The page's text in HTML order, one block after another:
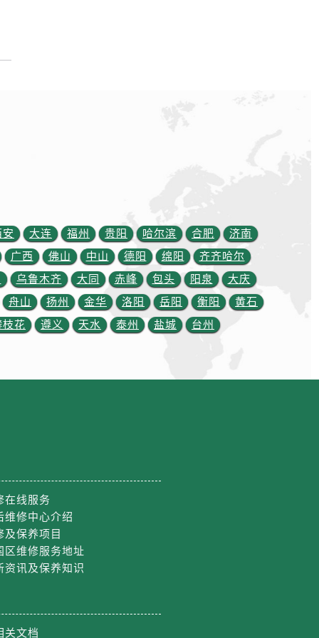
安 大连 福州 贵阳 哈尔滨 合肥
济南
广西 佛山 中山 德阳 绵阳
齐齐哈尔
乌鲁木齐 大同 赤峰 包头 阳泉
大庆
舟山 扬州 金华 洛阳 岳阳 衡阳
黄石
枝花 遵义 天水 泰州 盐城 台州
在线服务
维修中心介绍
及保养项目
区维修服务地址
资讯及保养知识
关文档